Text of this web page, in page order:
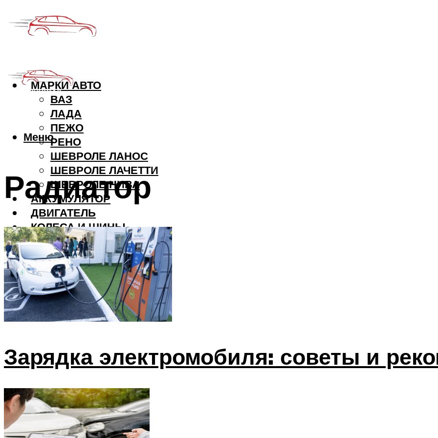
МАРКИ АВТО
ВАЗ
ЛАДА
ПЕЖО
РЕНО
ШЕВРОЛЕ ЛАНОС
ШЕВРОЛЕ ЛАЧЕТТИ
ШЕВРОЛЕ НИВА
АККУМУЛЯТОР
ДВИГАТЕЛЬ
КОЛЕСА И ШИНЫ
РАДИАТОР
САЛОН
Меню
Меню
Радиатор
Зарядка электромобиля: советы и